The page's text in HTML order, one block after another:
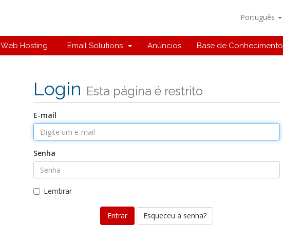
Português
Web Hosting Email Solutions Anúncios Base de Conhecimento
Login Esta página é restrito
E-mail
Senha
Lembrar
Esqueceu a senha?